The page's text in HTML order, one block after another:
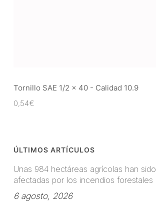
Tornillo SAE 1/2 x 40 - Calidad 10.9
0,54€
ÚLTIMOS ARTÍCULOS
Unas 984 hectáreas agrícolas han sido
afectadas por los incendios forestales
6 agosto, 2026